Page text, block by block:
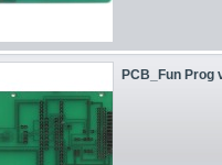
PCB_Fun Prog